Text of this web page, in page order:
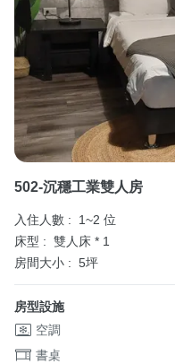
502-沉穩工業雙人房
入住人數 :
1~2 位
床型 : 雙人床 * 1
房間大小 : 5坪
房型設施
空調
書桌